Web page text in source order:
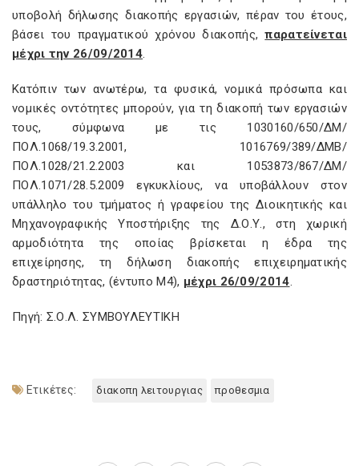
υποβολή δήλωσης διακοπής εργασιών, πέραν του έτους,
βάσει του πραγματικού χρόνου διακοπής,παρατείνεται
μέχρι την 26/09/2014.
Κατόπιν των ανωτέρω, τα φυσικά, νομικά πρόσωπα και
νομικές οντότητες μπορούν, για τη διακοπή των εργασιών
τους, σύμφωνα με τις 1030160/650/ΔΜ/
ΠΟΛ.1068/19.3.2001, 1016769/389/ΔΜΒ/
ΠΟΛ.1028/21.2.2003 και 1053873/867/ΔΜ/
ΠΟΛ.1071/28.5.2009 εγκυκλίους, να υποβάλλουν στον
υπάλληλο του τμήματος ή γραφείου της Διοικητικής και
Μηχανογραφικής Υποστήριξης της Δ.Ο.Υ., στη χωρική
αρμοδιότητα της οποίας βρίσκεται η έδρα της
επιχείρησης, τη δήλωση διακοπής επιχειρηματικής
δραστηριότητας, (έντυπο Μ4), μέχρι 26/09/2014.
Πηγή: Σ.Ο.Λ. ΣΥΜΒΟΥΛΕΥΤΙΚΗ
Ετικέτες: διακοπη λειτουργιας προθεσμια